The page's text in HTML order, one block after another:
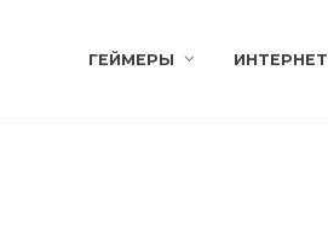
ГЕЙМЕРЫ ИНТЕРНЕТ